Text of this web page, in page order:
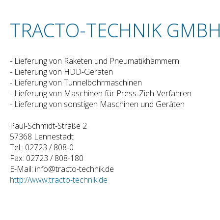
TRACTO-TECHNIK
- Lieferung von Raketen und Pneumatikhämmern
- Lieferung von HDD-Geräten
- Lieferung von Tunnelbohrmaschinen
- Lieferung von Maschinen für Press-Zieh-Verfahren
- Lieferung von sonstigen Maschinen und Geräten
Paul-Schmidt-Straße 2
57368 Lennestadt
Tel.: 02723 / 808-0
Fax: 02723 / 808-180
E-Mail: info@tracto-technik.de
http://www.tracto-technik.de